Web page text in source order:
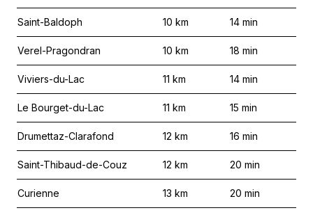
Saint-Baldoph 10 km 14 min
Verel-Pragondran 10 km 18 min
Viviers-du-Lac 11 km 14 min
Le Bourget-du-Lac 11 km 15 min
Drumettaz-Clarafond 12 km 16 min
Saint-Thibaud-de-Couz 12 km 20 min
Curienne 13 km 20 min